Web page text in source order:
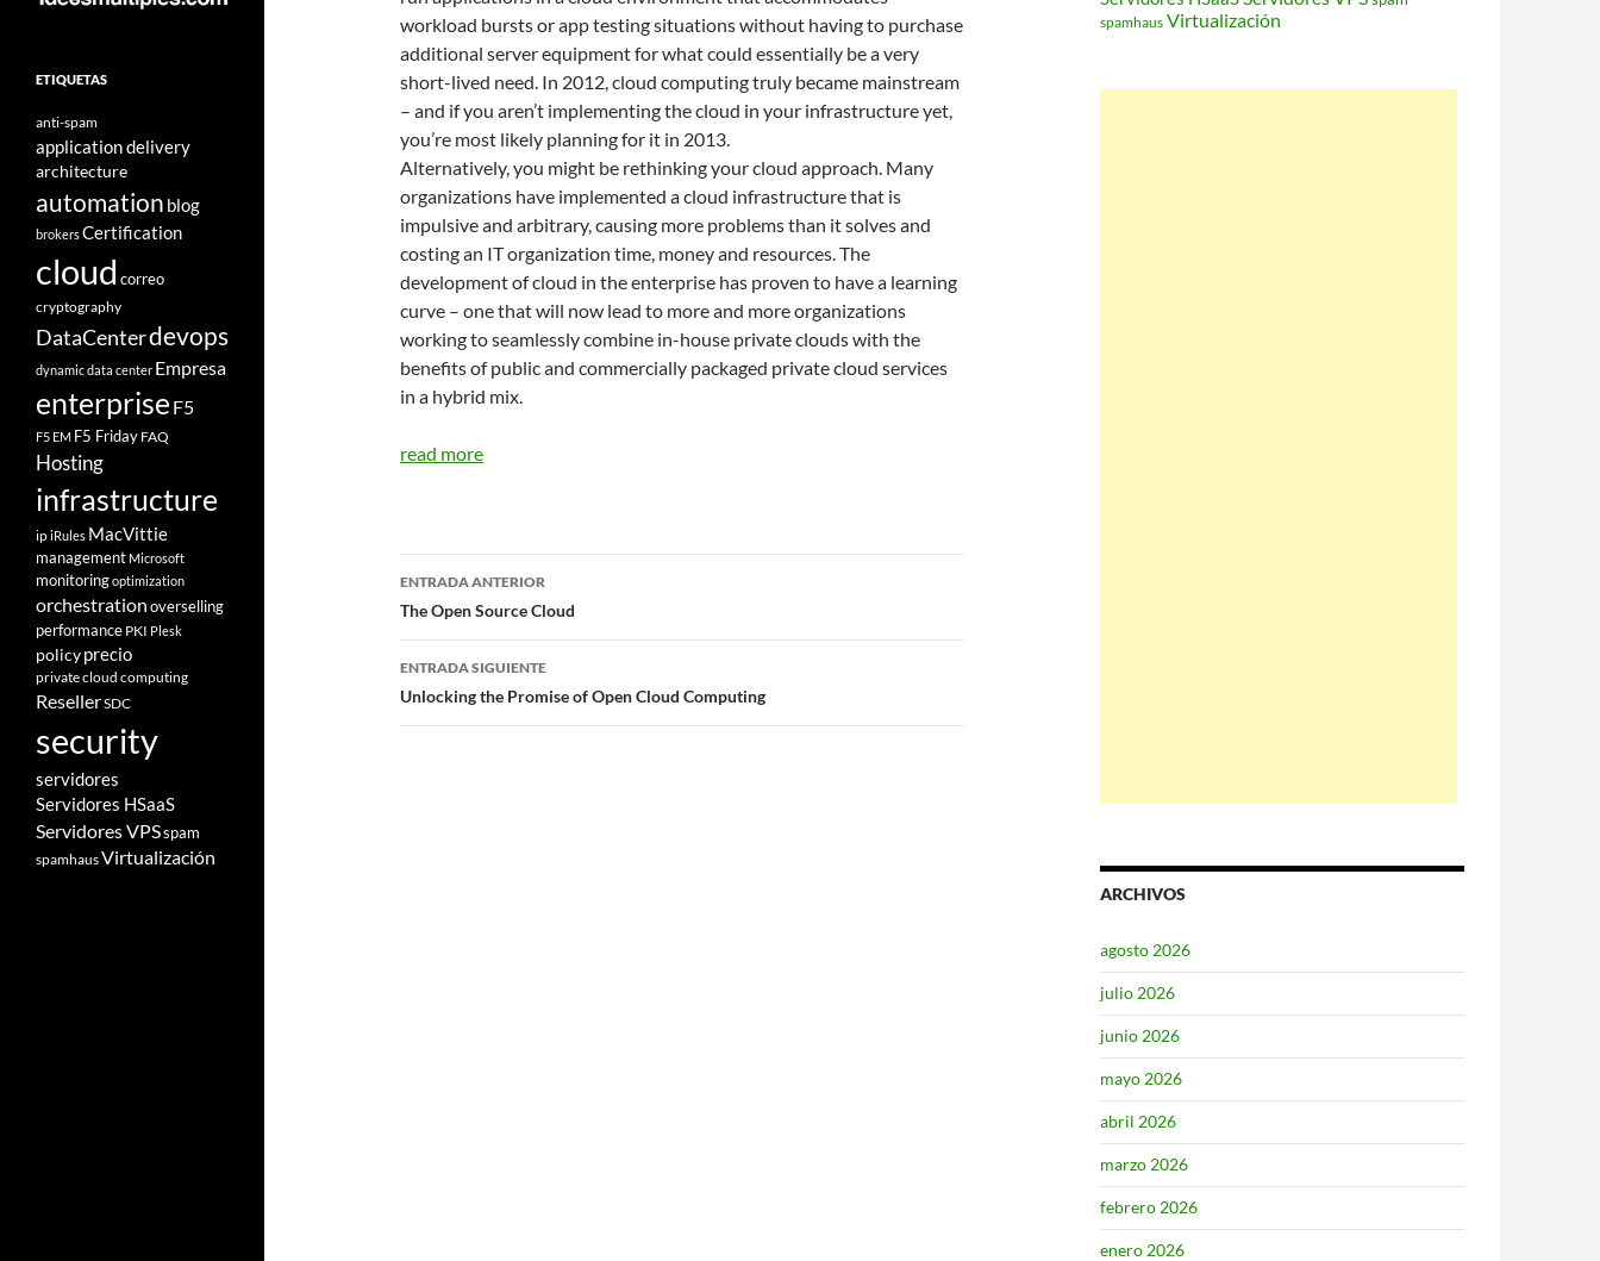
workload bursts or app testing situations without having to purchase
additional server equipment for what could essentially be a very
short-lived need. In 2012, cloud computing truly became mainstream
– and if you aren’t implementing the cloud in your infrastructure yet,
you’re most likely planning for it in 2013.
Alternatively, you might be rethinking your cloud approach. Many
organizations have implemented a cloud infrastructure that is
impulsive and arbitrary, causing more problems than it solves and
costing an IT organization time, money and resources. The
development of cloud in the enterprise has proven to have a learning
curve – one that will now lead to more and more organizations
working to seamlessly combine in-house private clouds with the
benefits of public and commercially packaged private cloud services
in a hybrid mix.
read more
Navegador
de
entradas
ENTRADA ANTERIOR
The Open Source Cloud
ENTRADA SIGUIENTE
Unlocking the Promise of Open Cloud Computing
spamhaus Virtualización
ARCHIVOS
agosto 2026
julio 2026
junio 2026
mayo 2026
abril 2026
marzo 2026
febrero 2026
enero 2026
ETIQUETAS
anti-spam
application delivery
architecture
automation blog
brokersCertification
cloud correo
cryptography
DataCenterdevops
dynamic data center Empresa
enterprise F5
F5 EM F5 Friday FAQ
Hosting
infrastructure
ipiRules MacVittie
management Microsoft
monitoringoptimization
orchestrationoverselling
performance PKI Plesk
policyprecio
private cloud computing
ResellerSDC
security
servidores
Servidores HSaaS
Servidores VPSspam
spamhausVirtualización